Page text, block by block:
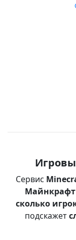
Сервис
Майнкрафт
сколько
подскажет